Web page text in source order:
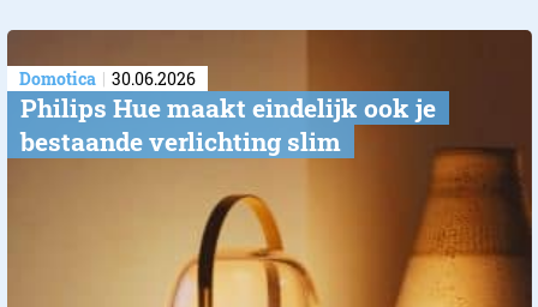
Domotica 30.06.2026
Philips Hue maakt eindelijk ook je
bestaande verlichting slim